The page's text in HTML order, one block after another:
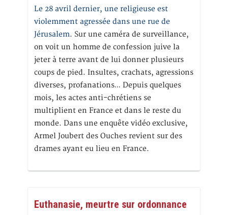
Le 28 avril dernier, une religieuse est
violemment agressée dans une rue de
Jérusalem. Sur une caméra de surveillance,
on voit un homme de confession juive la
jeter à terre avant de lui donner plusieurs
coups de pied. Insultes, crachats, agressions
diverses, profanations… Depuis quelques
mois, les actes anti-chrétiens se
multiplient en France et dans le reste du
monde. Dans une enquête vidéo exclusive,
Armel Joubert des Ouches revient sur des
drames ayant eu lieu en France.
Euthanasie, meurtre sur ordonnance